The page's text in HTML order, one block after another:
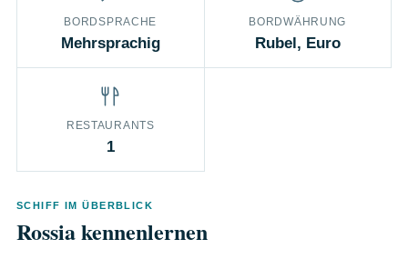
BORDSPRACHE
Mehrsprachig
BORDWÄHRUNG
Rubel, Euro
RESTAURANTS
1
SCHIFF IM ÜBERBLICK
Rossia kennenlernen